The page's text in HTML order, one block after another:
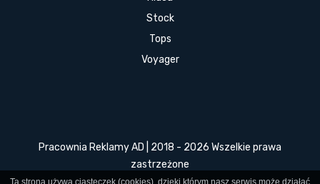
Stock
Tops
Voyager
Pracownia Reklamy AD | 2018 - 2026 Wszelkie prawa
zastrzeżone
Ta strona używa ciasteczek (cookies), dzięki którym nasz serwis może działać